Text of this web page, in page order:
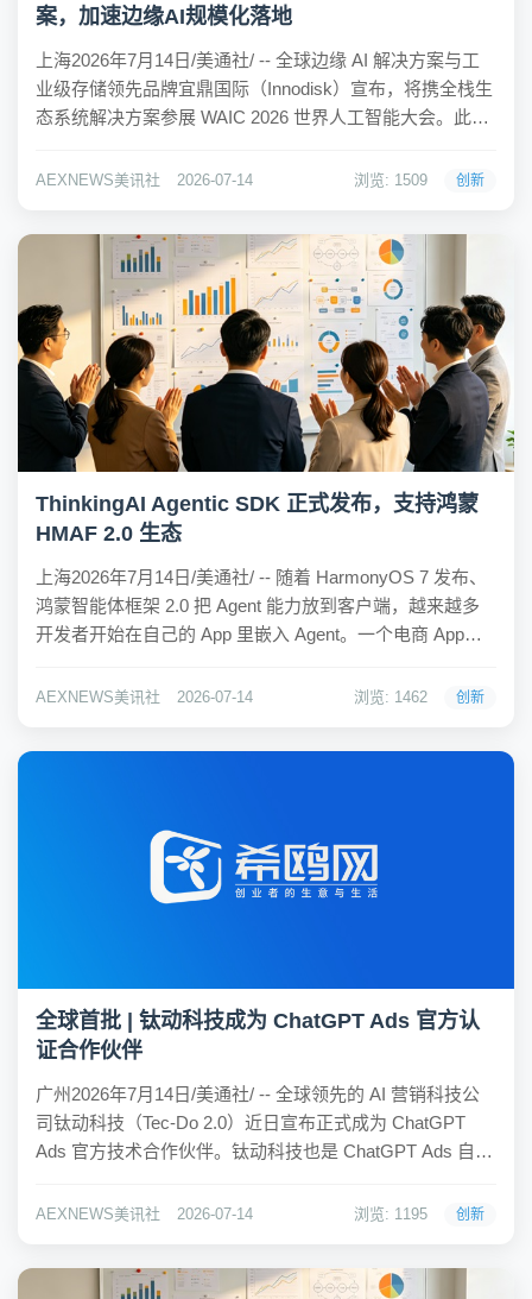
案，加速边缘AI规模化落地
上海2026年7月14日/美通社/ -- 全球边缘 AI 解决方案与工
业级存储领先品牌宜鼎国际（Innodisk）宣布，将携全栈生
态系统解决方案参展 WAIC 2026 世界人工智能大会。此次
多样化"的双重挑战，通过适配不同主流芯片平台的差异化
AEXNEWS美讯社 2026-07-14 浏览: 1509 创新
ThinkingAI Agentic SDK 正式发布，支持鸿蒙
HMAF 2.0 生态
上海2026年7月14日/美通社/ -- 随着 HarmonyOS 7 发布、
鸿蒙智能体框架 2.0 把 Agent 能力放到客户端，越来越多
开发者开始在自己的 App 里嵌入 Agent。一个电商 App，
句，后面就是 Agent 在多轮推理、调用...
AEXNEWS美讯社 2026-07-14 浏览: 1462 创新
全球首批 | 钛动科技成为 ChatGPT Ads 官方认
证合作伙伴
广州2026年7月14日/美通社/ -- 全球领先的 AI 营销科技公
司钛动科技（Tec-Do 2.0）近日宣布正式成为 ChatGPT
Ads 官方技术合作伙伴。钛动科技也是 ChatGPT Ads 自今
方技术合作伙伴。这不仅意味着钛动科技在全球 ...
AEXNEWS美讯社 2026-07-14 浏览: 1195 创新